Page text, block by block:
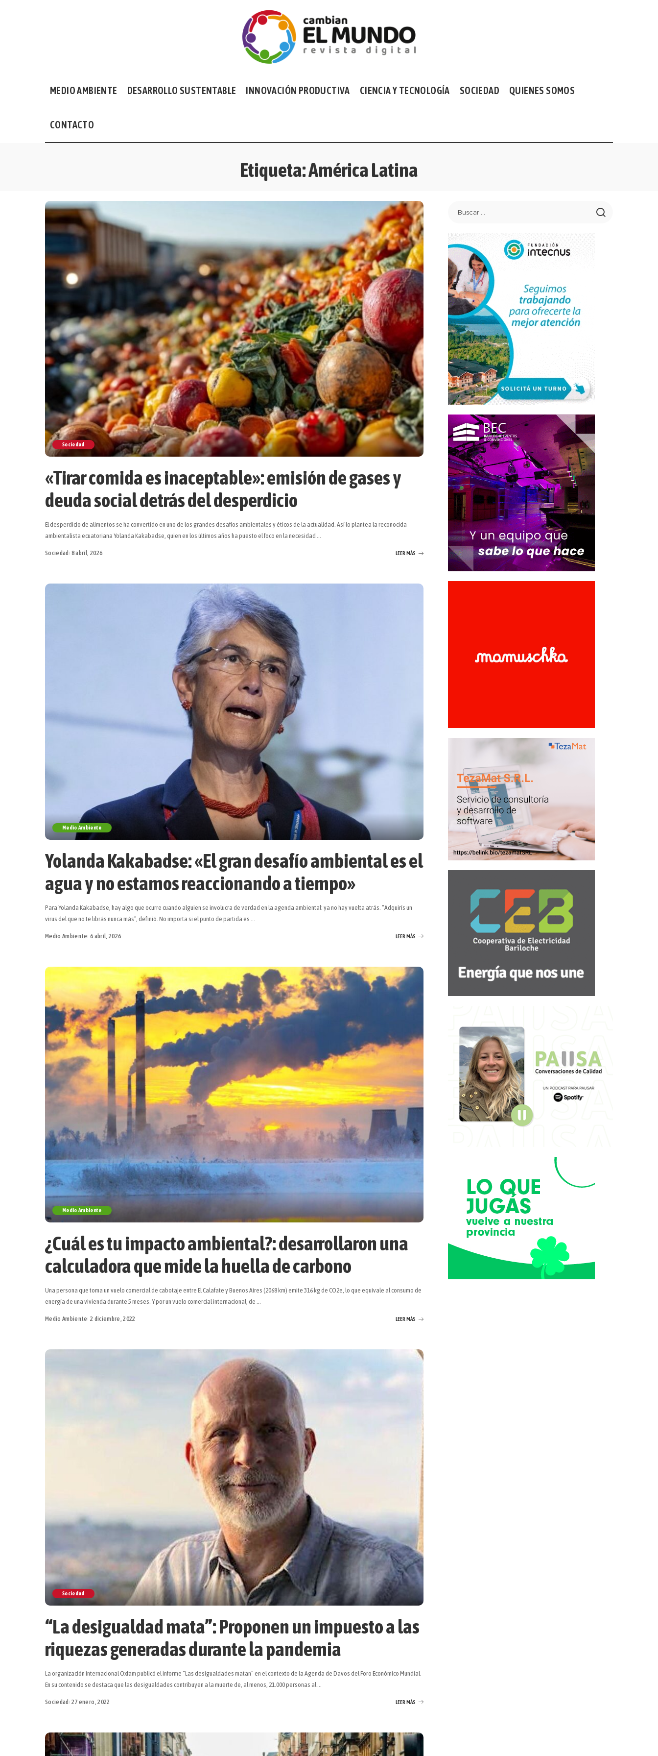
MEDIO AMBIENTE DESARROLLO SUSTENTABLE INNOVACIÓN PRODUCTIVA CIENCIA Y TECNOLOGÍA SOCIEDAD QUIENES SOMOS
CONTACTO
Etiqueta:América Latina
Sociedad
«Tirar comida es inaceptable»: emisión de gases y
deuda social detrás del desperdicio
El desperdicio de alimentos se ha convertido en uno de los grandes desafíos ambientales y éticos de la actualidad. Así lo plantea la reconocida
ambientalista ecuatoriana Yolanda Kakabadse, quien en los últimos años ha puesto el foco en la necesidad ...
Sociedad 8 abril, 2026 LEER MÁS
Medio Ambiente
Yolanda Kakabadse: «El gran desafío ambiental es el
agua y no estamos reaccionando a tiempo»
Para Yolanda Kakabadse, hay algo que ocurre cuando alguien se involucra de verdad en la agenda ambiental: ya no hay vuelta atrás. “Adquirís un
virus del que no te librás nunca más”, definió. No importa si el punto de partida es
Medio Ambiente 6 abril, 2026 LEER MÁS
Medio Ambiente
¿Cuál es tu impacto ambiental?: desarrollaron una
calculadora que mide la huella de carbono
Una persona que toma un vuelo comercial de cabotaje entre El Calafate y Buenos Aires (2068 km) emite 316 kg de CO2e, lo que equivale al consumo de
energía de una vivienda durante 5 meses. Y por un vuelo comercial internacional, de ...
Medio Ambiente 2 diciembre, 2022 LEER MÁS
Sociedad
“La desigualdad mata”: Proponen un impuesto a las
riquezas generadas durante la pandemia
La organización internacional Oxfam publicó el informe “Las desigualdades matan” en el contexto de la Agenda de Davos del Foro Económico Mundial.
En su contenido se destaca que las desigualdades contribuyen a la muerte de, al menos, 21.000 personas al
Sociedad 27 enero, 2022 LEER MÁS